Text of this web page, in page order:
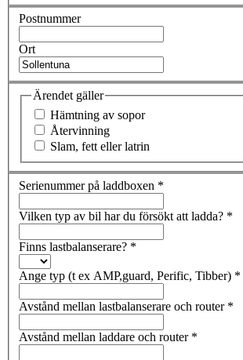
Postnummer
Ort
Ärendet gäller
Hämtning av sopor
Återvinning
Slam, fett eller latrin
Serienummer på laddboxen *
Vilken typ av bil har du försökt att ladda? *
Finns lastbalanserare? *
Ange typ (t ex AMP,guard, Perific, Tibber) *
Avstånd mellan lastbalanserare och router *
Avstånd mellan laddare och router *